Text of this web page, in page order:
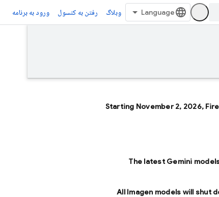
وبلاگ رفتن به کنسول ورود به برنامه
Starting November 2, 2026,
The latest Gemini
All Imagen models will shut